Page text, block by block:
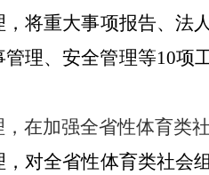
，将重大事项报告、法
管理、安全管理等10项
在加强全省性体育类
对全省性体育类社会